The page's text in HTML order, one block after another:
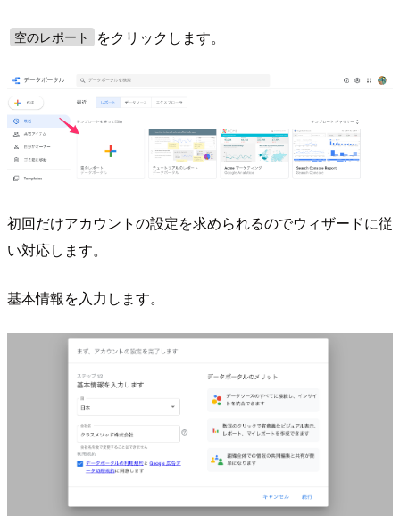
空のレポート をクリックします。
初回だけアカウントの設定を求められるのでウィザードに従
い対応します。
基本情報を入力します。